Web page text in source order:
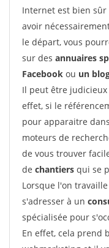
Internet est bien
avoir
le départ, vous
sur des annuaires
Facebook ou un
Il peut être
effet, si le
pour apparaitre
moteurs de
de vous trouver
de chantiers qui se
Lorsque l'on
s'adresser à un
spécialisée pour
En effet, cela prend